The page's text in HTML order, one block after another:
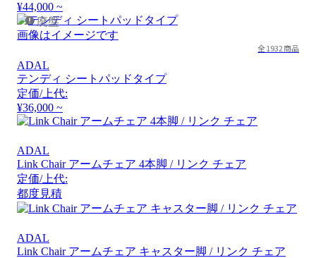
¥44,000 ~
廃盤
画像はイメージです
全1932商品
ADAL
テンディ シートパッドタイプ
定価/上代:
¥36,000 ~
ADAL
Link Chair アームチェア 4本脚 / リンク チェア
定価/上代:
都度見積
ADAL
Link Chair アームチェア キャスター脚 / リンク チェア